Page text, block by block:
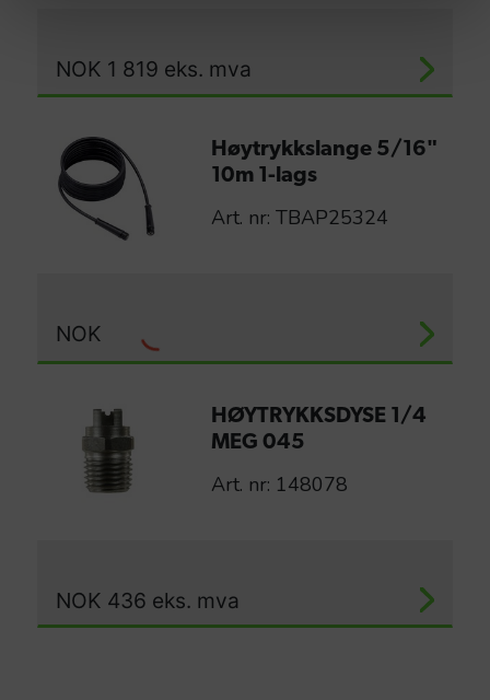
NOK 1 819 eks. mva
Høytrykkslange 5/16"
10m 1-lags
Art. nr: TBAP25324
NOK
HØYTRYKKSDYSE 1/4
MEG 045
Art. nr: 148078
NOK 436 eks. mva